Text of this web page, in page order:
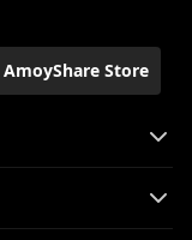
AmoyShare Store